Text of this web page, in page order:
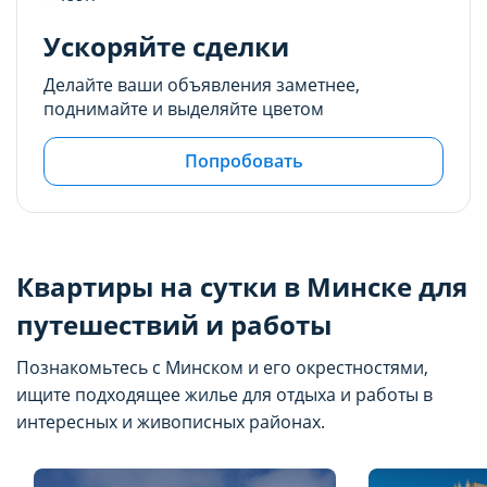
Ускоряйте сделки
Делайте ваши объявления заметнее,
поднимайте и выделяйте цветом
Попробовать
Квартиры на сутки в Минске для
путешествий и работы
Познакомьтесь с Минском и его окрестностями,
ищите подходящее жилье для отдыха и работы в
интересных и живописных районах.